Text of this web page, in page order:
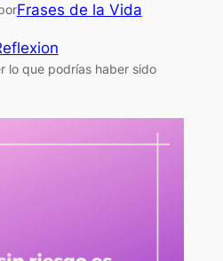
Frases de la Vida
lo que podrías haber sido